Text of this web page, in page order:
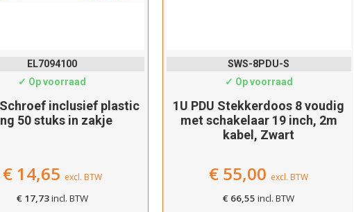
EL7094100
✓ Op voorraad
inclusief plastic
50 stuks in zakje
€14,65 excl. BTW
€ 17,73incl. BTW
SWS-8PDU-S
✓ Op voorraad
1U PDU Stekkerdoos 8 voudig
met schakelaar 19 inch, 2m
kabel, Zwart
€ 55,00 excl. BTW
€ 66,55 incl. BTW